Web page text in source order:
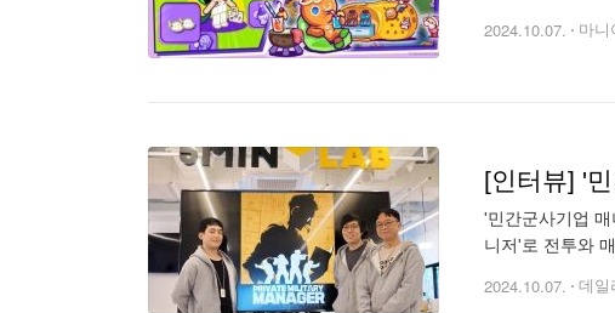
2024.10.07. 마니
[인터뷰] '
'민간군사기업
니저'로 전투와
2024.10.07. 데일